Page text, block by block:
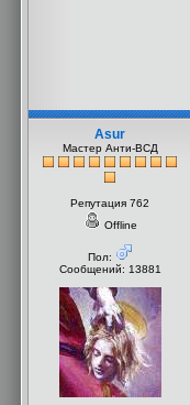
Asur
Мастер Анти-ВСД
Репутация 762
Offline
Пол:
Сообщений: 13881